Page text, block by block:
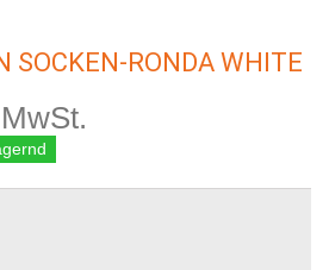
SOCKEN-RONDA WHITE